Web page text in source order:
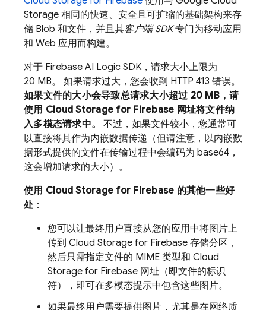
Storage 相同的快速、安全且可扩缩的基础架构来存
储 Blob 和文件，并且其客户端 SDK专门为移动应用
和 Web 应用而构建。
对于 Firebase AI Logic SDK，请求大小上限为
20 MB。 如果请求过大，您会收到 HTTP 413 错误。
如果文件的大小会导致总请求大小超过 20 MB，请
使用 Cloud Storage for Firebase 网址将文件纳
入多模态请求中。
不过，如果文件较小，您通常可
以直接将其作为内嵌数据传递（但请注意，以内嵌数
据形式提供的文件在传输过程中会编码为 base64，
这会增加请求的大小）。
使用 Cloud Storage for Firebase 的其他一些好
处 ：
您可以让最终用户直接从您的应用中将图片上
传到 Cloud Storage for Firebase 存储分区，
然后只需指定文件的 MIME 类型和 Cloud
Storage for Firebase 网址（即文件的标识
符），即可在多模态提示中包含这些图片。
如果最终用户需要提供图片，尤其是在网络质